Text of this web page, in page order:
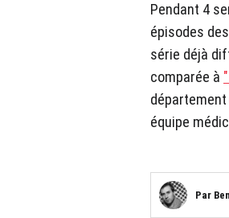
Pendant 4
épisodes
série déjà
comparée à
équipe
Par